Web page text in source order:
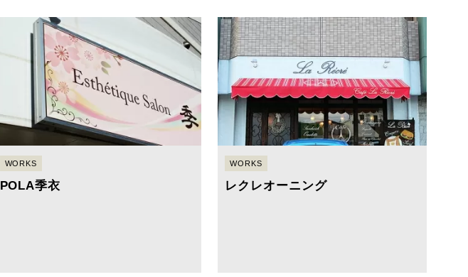
WORKS
POLA季衣
WORKS
レクレオーニング